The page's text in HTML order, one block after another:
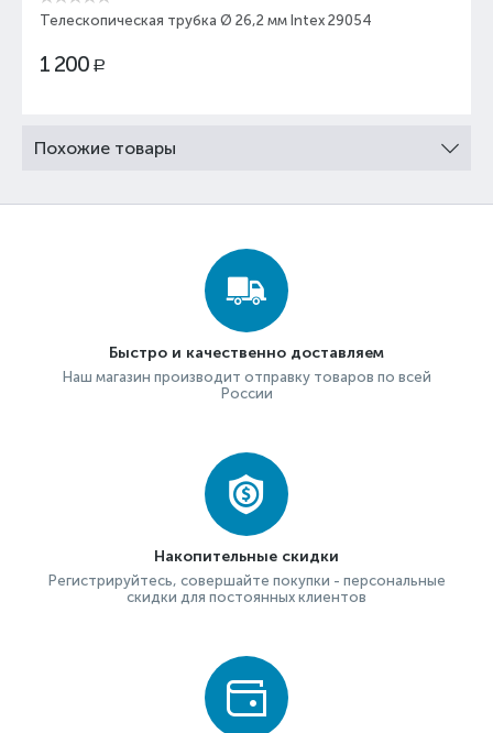
Телескопическая трубка Ø 26,2 мм Intex 29054
1 200 Р
Похожие товары
Быстро и качественно доставляем
Наш магазин производит отправку товаров по всей
России
Накопительные скидки
Регистрируйтесь, совершайте покупки - персональные
скидки для постоянных клиентов